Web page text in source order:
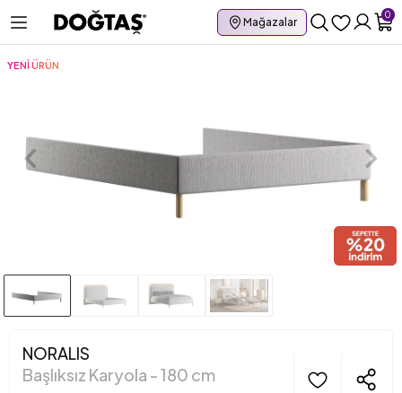
Mağazalar
0
YENİ ÜRÜN
NORALIS
Başlıksız Karyola - 180 cm